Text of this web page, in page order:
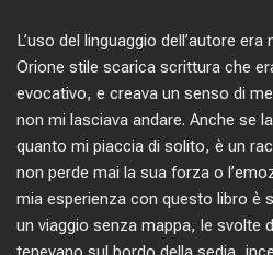
L’uso del linguaggio dell’autore
Orione stile scarica scrittura che
evocativo, e creava un senso di
non mi lasciava andare. Anche se
quanto mi piaccia di solito, è un
non perde mai la sua forza o
mia esperienza con questo libro è
un viaggio senza mappa, le svolte